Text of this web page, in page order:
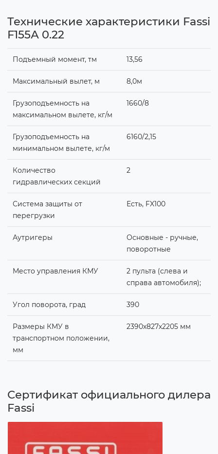
Технические характеристики Fassi
F155А 0.22
Подъемный момент, тм 13,56
Максимальный вылет, м 8,0м
Грузоподъемность на
максимальном вылете, кг/м
1660/8
Грузоподъемность на
минимальном вылете, кг/м
6160/2,15
Количество
гидравлических секций
2
Система защиты от
перегрузки
Есть, FX100
Аутригеры
Основные - ручные,
поворотные
Место управления КМУ
2 пульта (слева и
справа автомобиля);
Угол поворота, град 390
Размеры КМУ в
транспортном положении,
мм
2390х827х2205 мм
Сертификат официального дилера
Fassi